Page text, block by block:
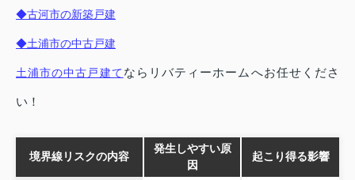
◆古河市の新築戸建
◆土浦市の中古戸建
土浦市の中古戸建てならリバティーホームへお任せくださ
い！
境界線リスクの内容
発生しやすい原
因
起こり得る影響